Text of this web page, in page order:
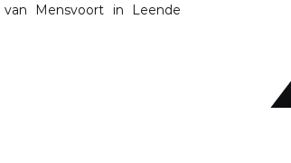
Mensvoort in Leende